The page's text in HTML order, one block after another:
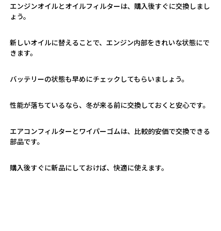
エンジンオイルとオイルフィルターは、購入後すぐに交換しまし
ょう。
新しいオイルに替えることで、エンジン内部をきれいな状態にで
きます。
バッテリーの状態も早めにチェックしてもらいましょう。
性能が落ちているなら、冬が来る前に交換しておくと安心です。
エアコンフィルターとワイパーゴムは、比較的安価で交換できる
部品です。
購入後すぐに新品にしておけば、快適に使えます。